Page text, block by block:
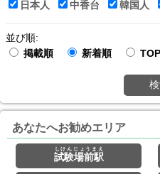
日本人
中香台 韓国人
並び順:
掲載順
新着順
あなたへお勧めエリア
試験場前駅
しけんじょうまえ